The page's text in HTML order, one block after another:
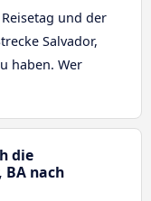
und der
Salvador,
haben. Wer
die
BA nach